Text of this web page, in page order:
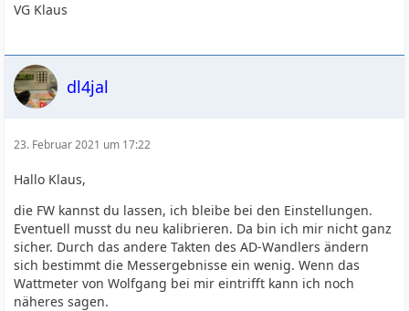
VG Klaus
dl4jal
23. Februar 2021 um 17:22
Hallo Klaus,
die FW kannst du lassen, ich bleibe bei den Einstellungen.
Eventuell musst du neu kalibrieren. Da bin ich mir nicht ganz
sicher. Durch das andere Takten des AD-Wandlers ändern
sich bestimmt die Messergebnisse ein wenig. Wenn das
Wattmeter von Wolfgang bei mir eintrifft kann ich noch
näheres sagen.